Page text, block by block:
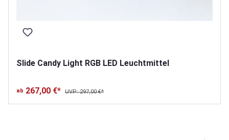
Slide Candy Light RGB LED Leuchtmittel
ab 267,00 €* UVP: 297,00 €*